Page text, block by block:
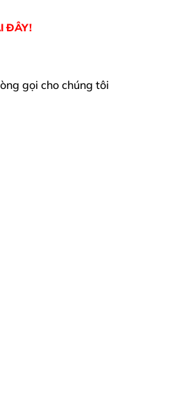
ĐÂY!
gọi cho chúng tôi